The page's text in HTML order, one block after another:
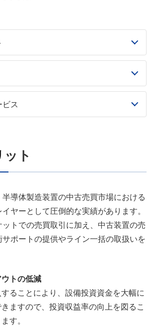
ス
ト
導体製造装置の中古売買市場における
ヤーとして圧倒的な実績があります。
トでの売買取引に加え、中古装置の売
ポートの提供やライン一括の取扱いを
トの低減
ることにより、設備投資資金を大幅に
ますので、投資収益率の向上を図るこ
す。